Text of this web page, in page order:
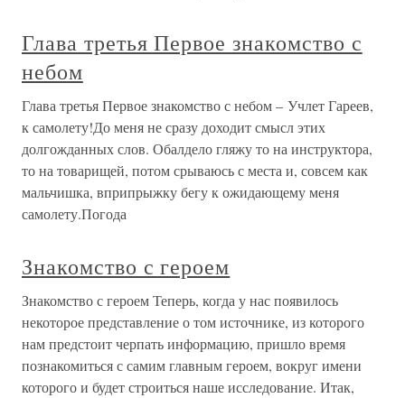
Глава третья Первое знакомство с
небом
Глава третья Первое знакомство с небом – Учлет Гареев,
к самолету!До меня не сразу доходит смысл этих
долгожданных слов. Обалдело гляжу то на инструктора,
то на товарищей, потом срываюсь с места и, совсем как
мальчишка, вприпрыжку бегу к ожидающему меня
самолету.Погода
Знакомство с героем
Знакомство с героем Теперь, когда у нас появилось
некоторое представление о том источнике, из которого
нам предстоит черпать информацию, пришло время
познакомиться с самим главным героем, вокруг имени
которого и будет строиться наше исследование. Итак,